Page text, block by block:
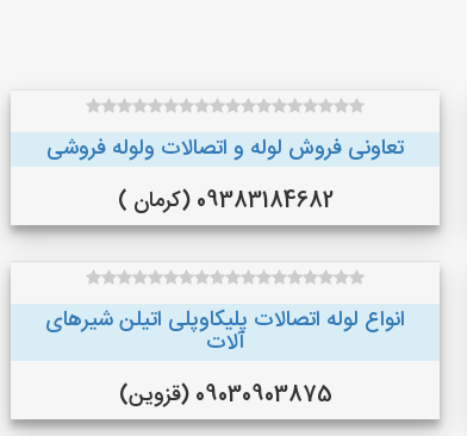
تعاونی فروش لوله و اتصالات ولوله فروشی
09383184682 (کرمان )
انواع لوله اتصالات پلیکاوپلی اتیلن ‌شیرهای
آلات
09030903875 (قزوین)